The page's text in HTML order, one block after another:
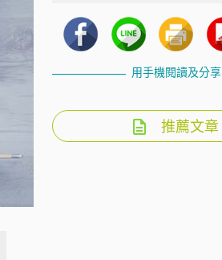
用手機閱讀及分享
推薦文章